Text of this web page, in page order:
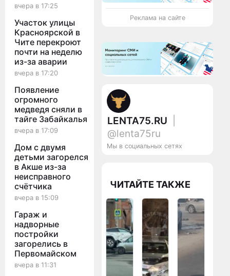
вчера в 17:25
Участок улицы
Красноярской в
Чите перекроют
почти на неделю
из-за аварии
вчера в 17:20
Появление
огромного
медведя сняли в
тайге Забайкалья
вчера в 17:09
Дом с двумя
детьми загорелся
в Акше из-за
неисправного
счётчика
вчера в 15:09
Гараж и
надворные
постройки
загорелись в
Первомайском
вчера в 11:31
Реклама на сайте
LENTA75.RU
@lenta75ru
Мы в социальных сетях
ЧИТАЙТЕ ТАКЖЕ